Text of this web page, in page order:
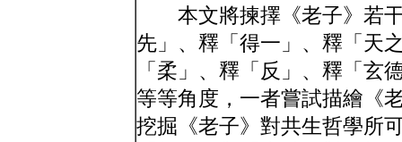
本文將揀擇《老子》若干
先」、釋「得一」、釋「天
「柔」、釋「反」、釋「玄
等等角度，一者嘗試描繪《
挖掘《老子》對共生哲學所